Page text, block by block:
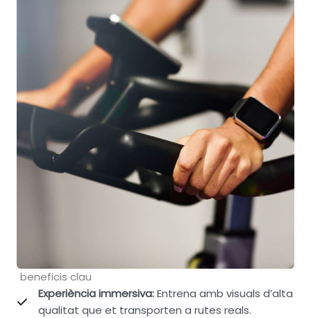
beneficis clau
Experiència immersiva:Entrena amb visuals d’alta
qualitat que et transporten a rutes reals.